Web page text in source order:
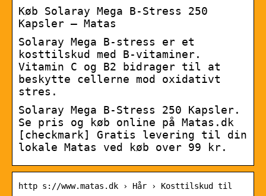
Køb Solaray Mega B-Stress 250
Kapsler – Matas
Solaray Mega B-stress er et
kosttilskud med B-vitaminer.
Vitamin C og B2 bidrager til at
beskytte cellerne mod oxidativt
stres.
Solaray Mega B-Stress 250 Kapsler.
Se pris og køb online på Matas.dk
[checkmark] Gratis levering til din
lokale Matas ved køb over 99 kr.
http s://www.matas.dk › Hår › Kosttilskud til